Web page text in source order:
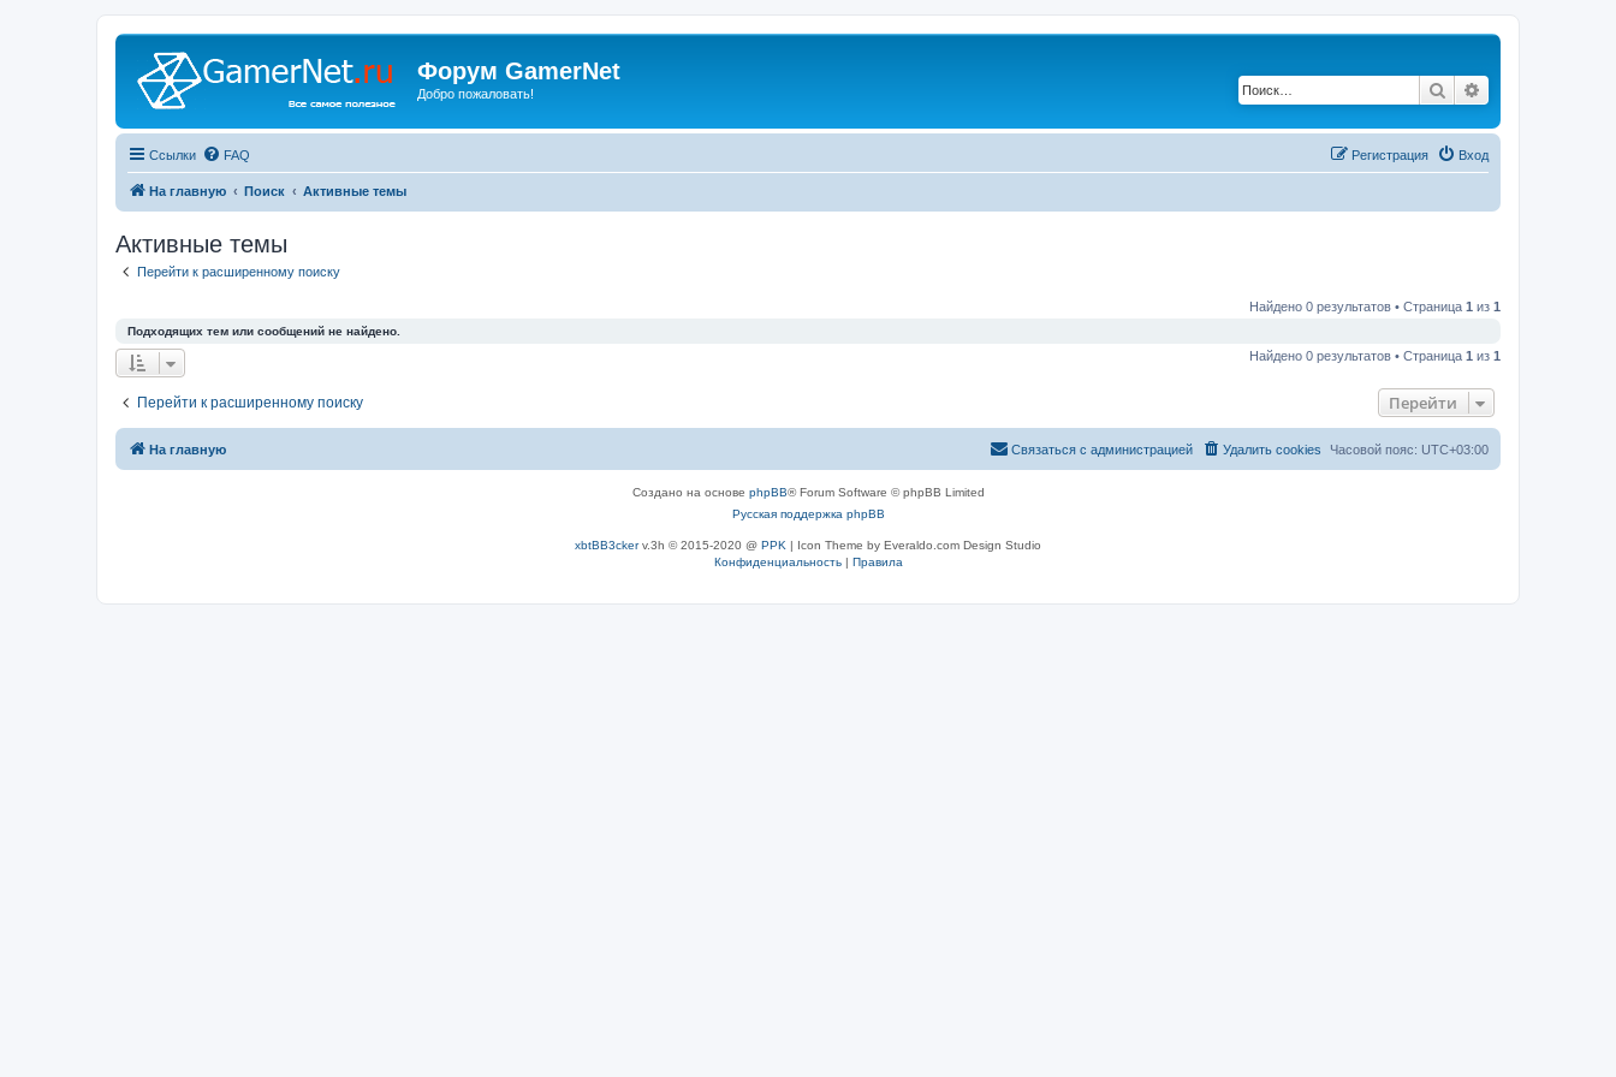
Форум GamerNet
Добро пожаловать! Поиск
Ссылки FAQ Вход
Регистрация
На главную Поиск Активные темы
Активные темы
Перейти к расширенному поиску
Найдено 0 результатов • Страница 1 из 1
Подходящих тем или сообщений не найдено.
Найдено 0 результатов • Страница 1 из 1
Перейти к расширенному поиску Перейти
На главную Часовой пояс: UTC+03:00
Удалить cookies
Связаться с администрацией
Создано на основе phpBB® Forum Software © phpBB Limited
Русская поддержка phpBB
xbtBB3ckerv.3h © 2015-2020 @ PPK | Icon Theme by Everaldo.com Design Studio
Конфиденциальность| Правила